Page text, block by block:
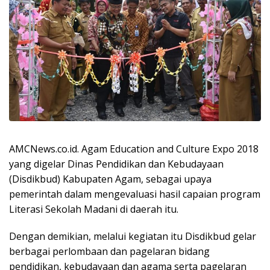
AMCNews.co.id. Agam Education and Culture Expo 2018
yang digelar Dinas Pendidikan dan Kebudayaan
(Disdikbud) Kabupaten Agam, sebagai upaya
pemerintah dalam mengevaluasi hasil capaian program
Literasi Sekolah Madani di daerah itu.
Dengan demikian, melalui kegiatan itu Disdikbud gelar
berbagai perlombaan dan pagelaran bidang
pendidikan, kebudayaan dan agama serta pagelaran